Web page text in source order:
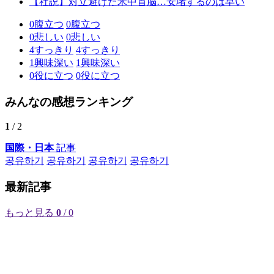
0腹立つ 0腹立つ
0悲しい 0悲しい
4すっきり 4すっきり
1興味深い 1興味深い
0役に立つ 0役に立つ
みんなの感想ランキング
1 / 2
国際・日本記事
공유하기
공유하기 공유하기 공유하기
最新記事
もっと見る 0 / 0